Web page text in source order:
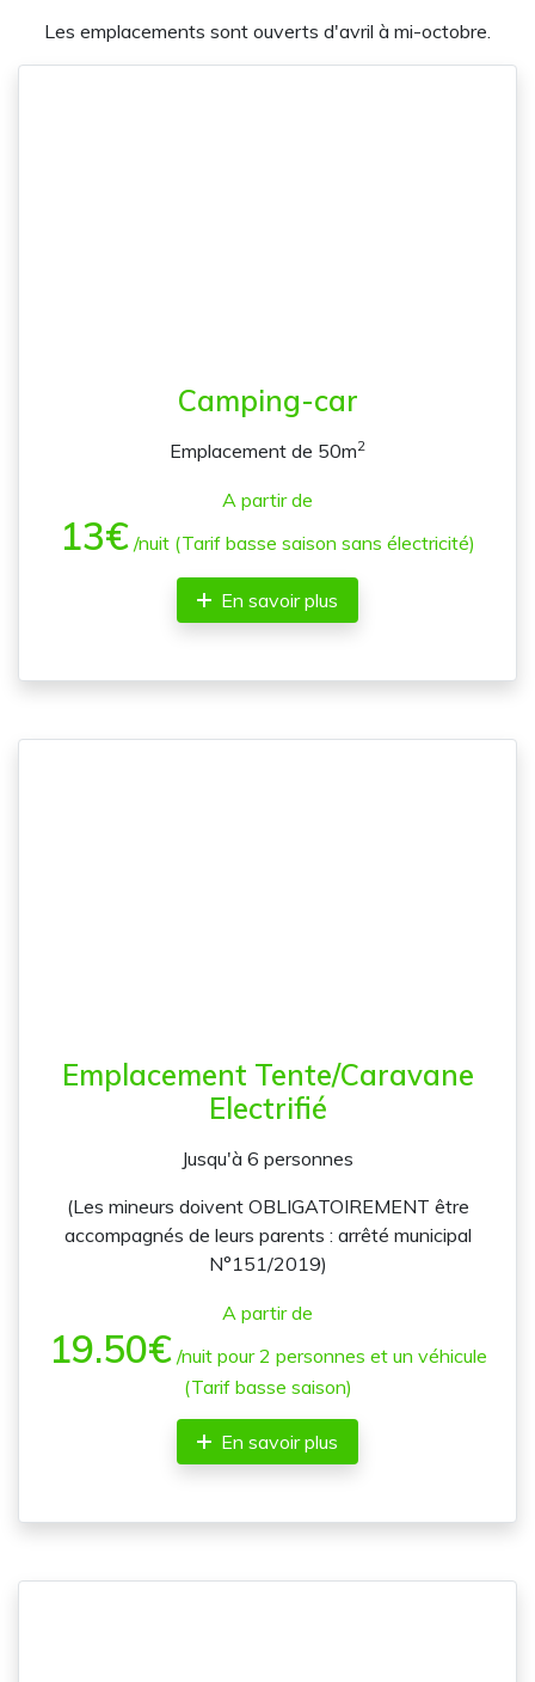
Les emplacements sont ouverts d'avril à mi-octobre.
Camping-car
Emplacement de 50m2
A partir de
13€ /nuit (Tarif basse saison sans électricité)
En savoir plus
Emplacement Tente/Caravane
Electrifié
Jusqu'à 6 personnes
(Les mineurs doivent OBLIGATOIREMENT être
accompagnés de leurs parents : arrêté municipal
N°151/2019)
A partir de
19.50€ /nuit pour 2 personnes et un véhicule
(Tarif basse saison)
En savoir plus